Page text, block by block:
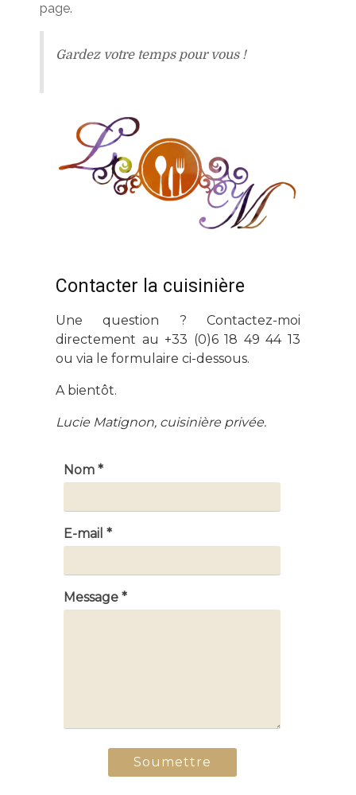
page.
Gardez votre temps pour vous !
Contacter la cuisinière
Une question ? Contactez-moi
directement au +33 (0)6 18 49 44 13
ou via le formulaire ci-dessous.
A bientôt.
Lucie Matignon, cuisinière privée.
Nom *
E-mail *
Message *